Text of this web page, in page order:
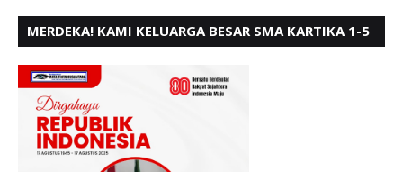
MERDEKA! KAMI KELUARGA BESAR SMA KARTIKA 1-5
BERSATU BERD